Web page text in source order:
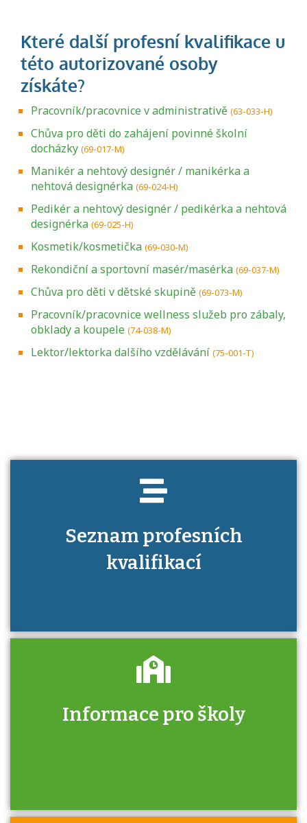
Pracovník/pracovnice v administrativě (63-033-H)
Chůva pro děti do zahájení povinné školní
docházky (69-017-M)
Manikér a nehtový designér / manikérka a
nehtová designérka (69-024-H)
Pedikér a nehtový designér / pedikérka a nehtová
designérka (69-025-H)
Kosmetik/kosmetička (69-030-M)
Rekondiční a sportovní masér/masérka (69-037-M)
Chůva pro děti v dětské skupině (69-073-M)
Pracovník/pracovnice wellness služeb pro zábaly,
obklady a koupele (74-038-M)
Lektor/lektorka dalšího vzdělávání (75-001-T)
Seznam profesních
kvalifikací
Projděte si seznam profesních kvalifikací.
Informace pro školy
Zjistěte, jak se přihlásit ke zkoušce a kde